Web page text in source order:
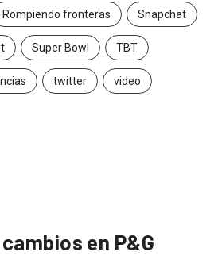
Rompiendo fronteras Snapchat
Super Bowl TBT
twitter video
en P&G